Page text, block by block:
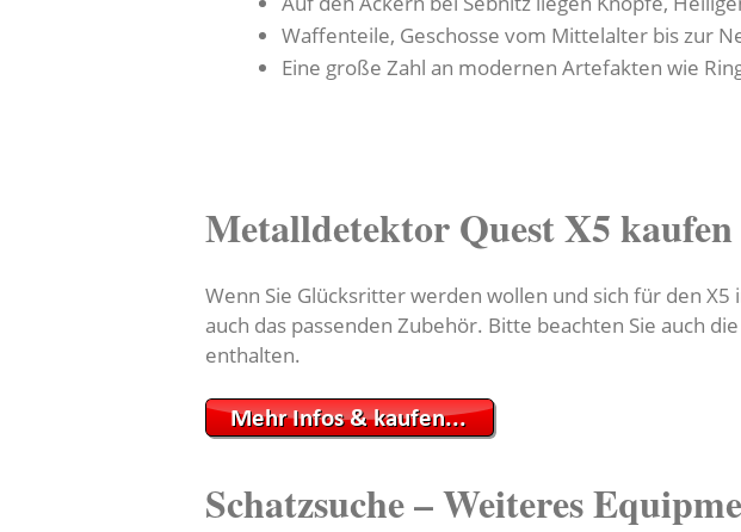
Waffenteile, Geschosse vom Mittelalter bis zur
Eine große Zahl an modernen Artefakten wie
Metalldetektor Quest X5 kaufen
Wenn Sie Glücksritter werden wollen und sich für den
auch das passenden Zubehör. Bitte beachten Sie auch
enthalten.
Schatzsuche – Weiteres